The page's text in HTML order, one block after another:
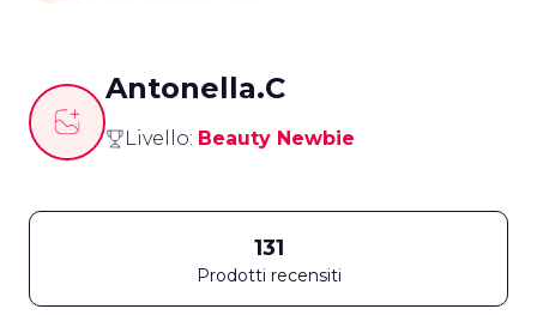
Antonella.C
Livello: Beauty Newbie
131
Prodotti recensiti